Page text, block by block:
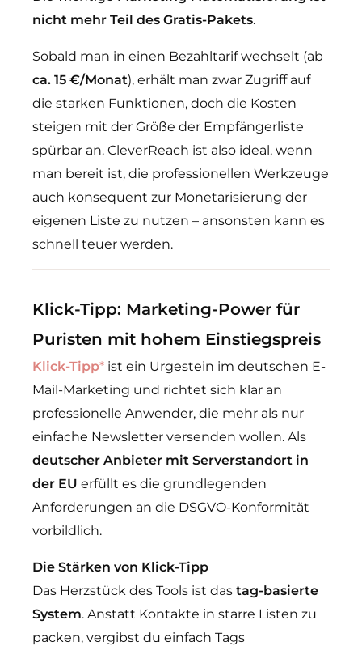
nicht mehr Teil des Gratis-Pakets.
Sobald man in einen Bezahltarif wechselt (ab
ca. 15 €/Monat), erhält man zwar Zugriff auf
die starken Funktionen, doch die Kosten
steigen mit der Größe der Empfängerliste
spürbar an. CleverReach ist also ideal, wenn
man bereit ist, die professionellen Werkzeuge
auch konsequent zur Monetarisierung der
eigenen Liste zu nutzen – ansonsten kann es
schnell teuer werden.
Klick-Tipp: Marketing-Power für
Puristen mit hohem Einstiegspreis
Klick-Tipp* ist ein Urgestein im deutschen E-
Mail-Marketing und richtet sich klar an
professionelle Anwender, die mehr als nur
einfache Newsletter versenden wollen. Als
deutscher Anbieter mit Serverstandort in
der EU erfüllt es die grundlegenden
Anforderungen an die DSGVO-Konformität
vorbildlich.
Die Stärken von Klick-Tipp
Das Herzstück des Tools ist das tag-basierte
System. Anstatt Kontakte in starre Listen zu
packen, vergibst du einfach Tags